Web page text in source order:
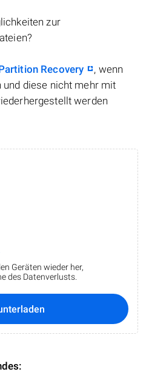
zur
Recovery
, wenn
diese nicht mehr mit
werden
Geräten wieder her,
des Datenverlusts.